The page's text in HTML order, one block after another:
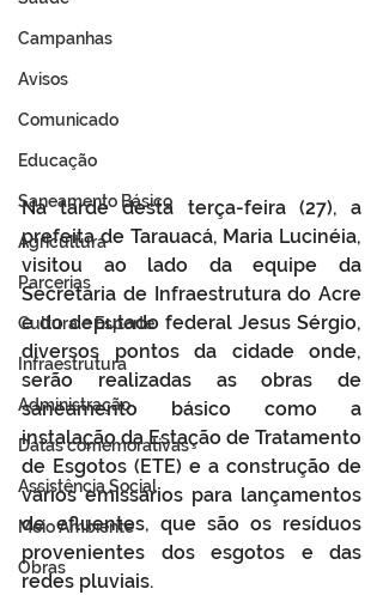
Campanhas
Avisos
Comunicado
Educação
Saneamento Básico
Agricultura
Parcerias
Cultura e Esporte
Infraestrutura
Administração
Datas comemorativas
Assistência Social
Meio Ambiente
Obras
Na tarde desta terça-feira (27), a
prefeita de Tarauacá, Maria Lucinéia,
visitou ao lado da equipe da
Secretaria de Infraestrutura do Acre
e do deputado federal Jesus Sérgio,
diversos pontos da cidade onde,
serão realizadas as obras de
saneamento básico como a
instalação da Estação de Tratamento
de Esgotos (ETE) e a construção de
vários emissários para lançamentos
de efluentes, que são os resíduos
provenientes dos esgotos e das
redes pluviais.